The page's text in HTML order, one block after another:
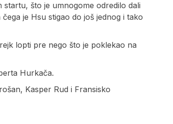
što je umnogome odredilo dali
je Hsu stigao do još jednog i tako
lopti pre nego što je poklekao na
Hurkača.
Kasper Rud i Fransisko